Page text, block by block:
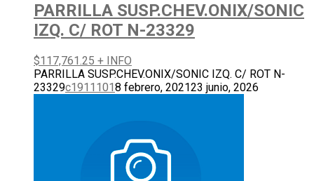
PARRILLA SUSP.CHEV.ONIX/SONIC
IZQ. C/ ROT N-23329
$117,761.25 + INFO
PARRILLA SUSP.CHEV.ONIX/SONIC IZQ. C/ ROT N-
23329c1911101 8 febrero, 202123 junio, 2026